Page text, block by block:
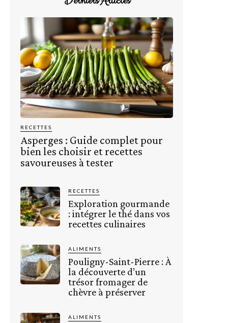
RECETTES
Asperges : Guide complet pour
bien les choisir et recettes
savoureuses à tester
RECETTES
Exploration gourmande
: intégrer le thé dans vos
recettes culinaires
ALIMENTS
Pouligny-Saint-Pierre : À
la découverte d’un
trésor fromager de
chèvre à préserver
ALIMENTS